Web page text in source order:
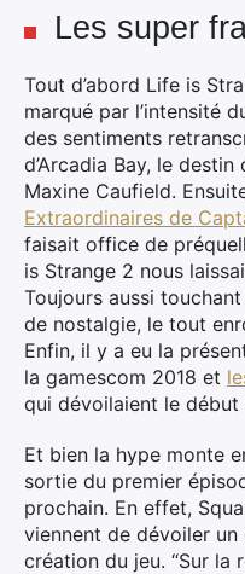
Les super
Tout d’abord Life is
marqué par l’intensité
des sentiments
d’Arcadia Bay, le
Maxine Caufield.
Extraordinaires de
faisait office de
is Strange 2 nous
Toujours aussi
de nostalgie, le tout
Enfin, il y a eu la
la gamescom 2018 et
qui dévoilaient le début
Et bien la hype monte
sortie du premier
prochain. En effet,
viennent de dévoiler
création du jeu. “Sur la